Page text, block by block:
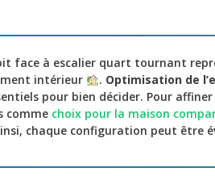
face à escalier quart tournant
intérieur
. Optimisation de
pour bien décider. Pour
comme choix pour la maison
chaque configuration peut être